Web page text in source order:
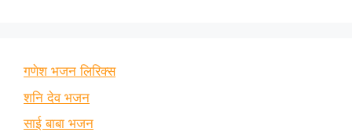
गणेश भजन लिरिक्स
शनि देव भजन
साई बाबा भजन